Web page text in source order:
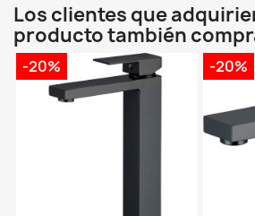
Los clientes que
producto también
-20% -20%